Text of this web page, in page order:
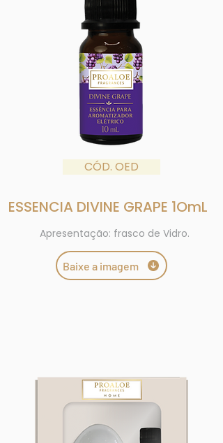
CÓD. OED
ESSENCIA DIVINE GRAPE 1OmL
Apresentação: frasco de Vidro.
Baixe a imagem